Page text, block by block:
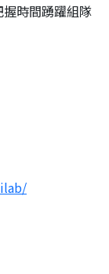
時間踴躍組隊